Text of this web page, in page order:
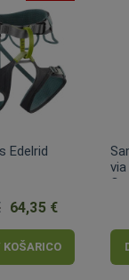
Edelrid
64,35 €